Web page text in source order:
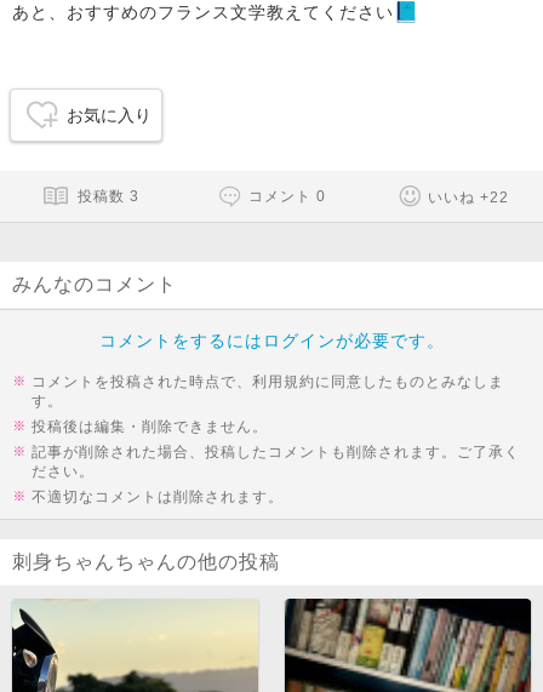
あと、おすすめのフランス文学教えてください
お気に入り
投稿数 3 コメント 0 いいね +22
みんなのコメント
コメントをするにはログインが必要です。
コメントを投稿された時点で、利用規約に同意したものとみなしま
す。
投稿後は編集・削除できません。
記事が削除された場合、投稿したコメントも削除されます。ご了承く
ださい。
不適切なコメントは削除されます。
刺身ちゃんちゃんの他の投稿